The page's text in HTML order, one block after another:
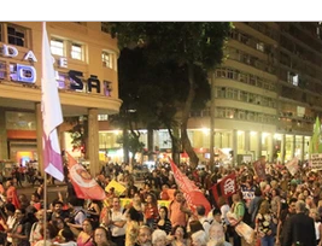
Jurídico LGBTQIA+ Mulheres